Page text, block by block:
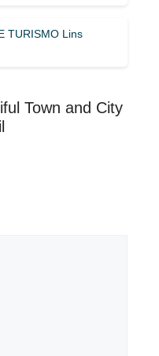
TURISMO Lins
Town and City